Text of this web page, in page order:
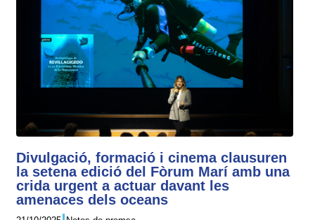
Divulgació, formació i cinema clausuren
la setena edició del Fòrum Marí amb una
crida urgent a actuar davant les
amenaces dels oceans